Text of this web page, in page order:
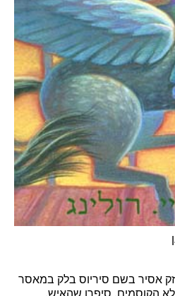
הוחזק אסיר בשם סיריוס בלק במאסר
הקוסמים. סיפרו שהאיש,